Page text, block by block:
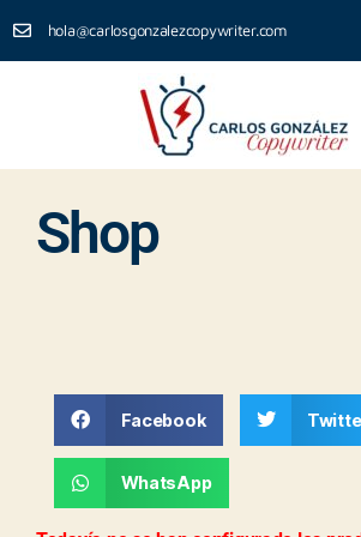
hola@carlosgonzalezcopywriter.com
Shop
Facebook
WhatsApp